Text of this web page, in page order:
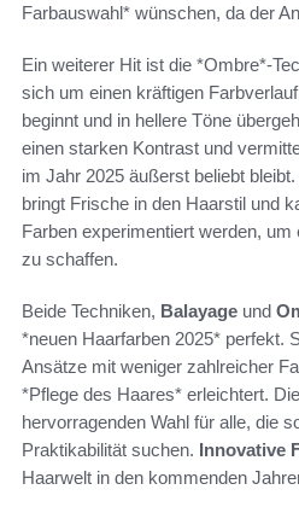
Farbauswahl* wünschen, da der
Ein weiterer Hit ist die *Ombre*-
sich um einen kräftigen
beginnt und in hellere Töne
einen starken Kontrast und
im Jahr 2025 äußerst beliebt
bringt Frische in den Haarstil und
Farben experimentiert werden,
zu schaffen.
Beide Techniken, Balayage und
*neuen Haarfarben 2025* perfekt.
Ansätze mit weniger zahlreicher
*Pflege des Haares* erleichtert.
hervorragenden Wahl für alle, die
Praktikabilität suchen. Innovative
Haarwelt in den kommenden